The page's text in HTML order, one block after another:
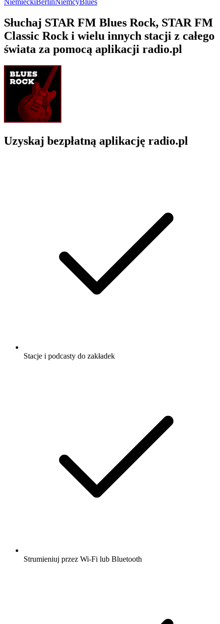
Słuchaj STAR FM Blues Rock, STAR FM
Classic Rock i wielu innych stacji z całego
świata za pomocą aplikacji radio.pl
Uzyskaj bezpłatną aplikację radio.pl
Stacje i podcasty do zakładek
Strumieniuj przez Wi-Fi lub Bluetooth